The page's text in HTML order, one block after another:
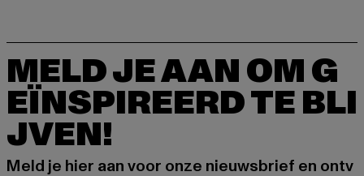
MELD JE AAN OM G
EÏNSPIREERD TE BLI
JVEN!
Meld je hier aan voor onze nieuwsbrief en ontv